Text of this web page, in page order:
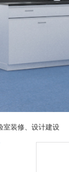
室装修、设计建设